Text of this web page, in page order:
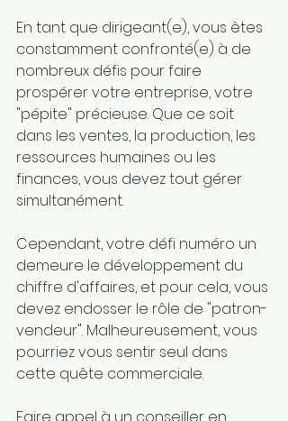
En tant que dirigeant(e), vous êtes
constamment confronté(e) à de
nombreux défis pour faire
prospérer votre entreprise, votre
"pépite" précieuse. Que ce soit
dans les ventes, la production, les
ressources humaines ou les
finances, vous devez tout gérer
simultanément.
Cependant, votre défi numéro un
demeure le développement du
chiffre d'affaires, et pour cela, vous
devez endosser le rôle de "patron-
vendeur". Malheureusement, vous
pourriez vous sentir seul dans
cette quête commerciale.